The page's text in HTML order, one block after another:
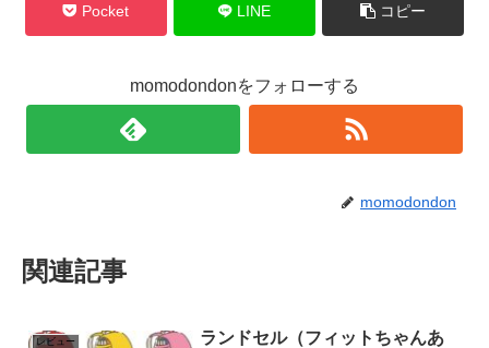
Pocket LINE コピー
momodondonをフォローする
momodondon
関連記事
レビュー
ランドセル（フィットちゃんあ